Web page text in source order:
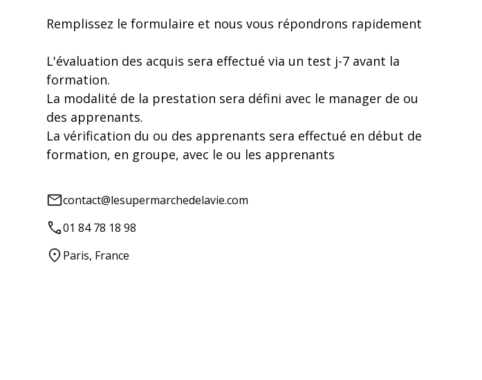
Remplissez le formulaire et nous vous répondrons rapidement
L'évaluation des acquis sera effectué via un test j-7 avant la
formation.
La modalité de la prestation sera défini avec le manager de ou
des apprenants.
La vérification du ou des apprenants sera effectué en début de
formation, en groupe, avec le ou les apprenants
contact@lesupermarchedelavie.com
01 84 78 18 98
Paris, France